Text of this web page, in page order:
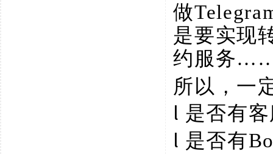
做
是要实现
约服务
所以，一
l 是否有
l 是否有